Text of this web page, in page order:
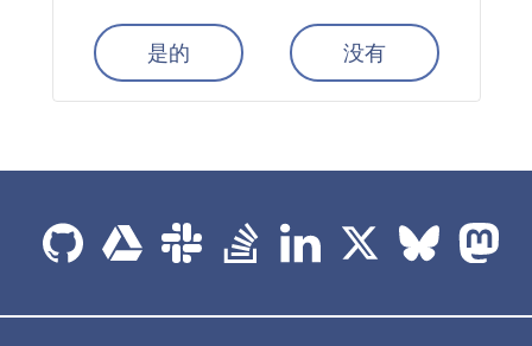
是的 没有